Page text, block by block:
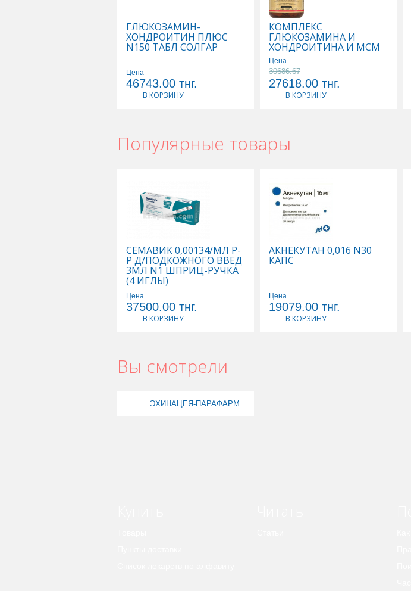
ГЛЮКОЗАМИН-
ХОНДРОИТИН ПЛЮС
N150 ТАБЛ СОЛГАР
Цена
46743.00 тнг.
В КОРЗИНУ
КОМПЛЕКС
ГЛЮКОЗАМИНА И
ХОНДРОИТИНА И МСМ
N60 ТАБЛ СОЛГАР
Цена
30686.67
27618.00 тнг.
В КОРЗИНУ
Популярные товары
СЕМАВИК 0,00134/МЛ Р-
Р Д/ПОДКОЖНОГО ВВЕД
3МЛ N1 ШПРИЦ-РУЧКА
(4 ИГЛЫ)
Цена
37500.00 тнг.
В КОРЗИНУ
АКНЕКУТАН 0,016 N30
КАПС
Цена
19079.00 тнг.
В КОРЗИНУ
Вы смотрели
ЭХИНАЦЕЯ-ПАРАФАРМ N40 ТАБЛ